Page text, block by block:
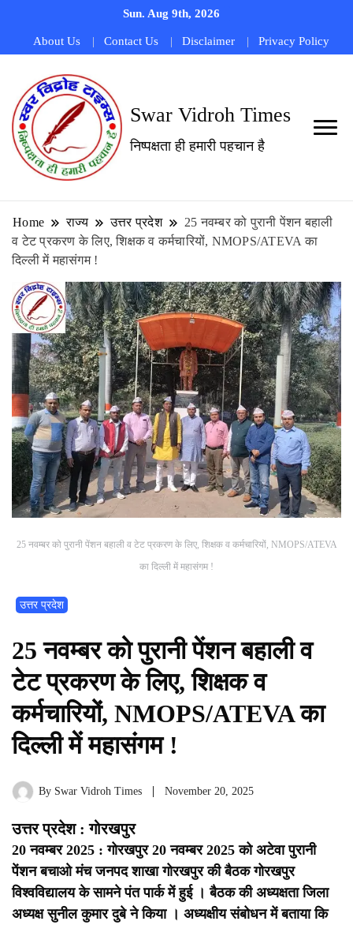
Sun. Aug 9th, 2026
About Us Contact Us Disclaimer Privacy Policy
Swar Vidroh Times
निष्पक्षता ही हमारी पहचान है
Home राज्य उत्तर प्रदेश
25 नवम्बर को पुरानी पेंशन बहाली
व टेट प्रकरण के लिए, शिक्षक व कर्मचारियों, NMOPS/ATEVA का
दिल्ली में महासंगम !
25 नवम्बर को पुरानी पेंशन बहाली व टेट प्रकरण के लिए, शिक्षक व कर्मचारियों, NMOPS/ATEVA
का दिल्ली में महासंगम !
उत्तर प्रदेश
25 नवम्बर को पुरानी पेंशन बहाली व
टेट प्रकरण के लिए, शिक्षक व
कर्मचारियों, NMOPS/ATEVA का
दिल्ली में महासंगम !
By Swar Vidroh Times November 20, 2025
उत्तर प्रदेश : गोरखपुर
20 नवम्बर 2025 : गोरखपुर 20 नवम्बर 2025 को अटेवा पुरानी
पेंशन बचाओ मंच जनपद शाखा गोरखपुर की बैठक गोरखपुर
विश्वविद्यालय के सामने पंत पार्क में हुई । बैठक की अध्यक्षता जिला
अध्यक्ष सुनील कुमार दुबे ने किया । अध्यक्षीय संबोधन में बताया कि